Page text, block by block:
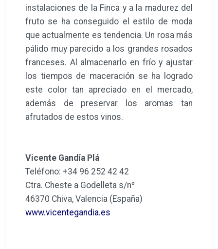
instalaciones de la Finca y a la madurez del
fruto se ha conseguido el estilo de moda
que actualmente es tendencia. Un rosa más
pálido muy parecido a los grandes rosados
franceses. Al almacenarlo en frío y ajustar
los tiempos de maceración se ha logrado
este color tan apreciado en el mercado,
además de preservar los aromas tan
afrutados de estos vinos.
Vicente Gandía Plá
Teléfono: +34 96 252 42 42
Ctra. Cheste a Godelleta s/nº
46370 Chiva, Valencia (España)
www.vicentegandia.es